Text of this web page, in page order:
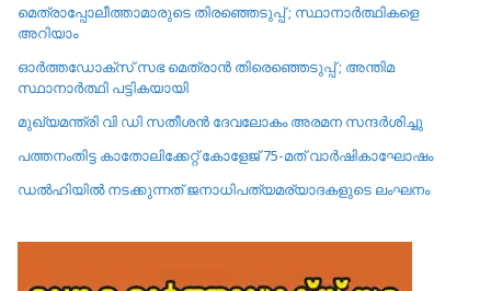
മെത്രാപ്പോലീത്താമാരുടെ തിരഞ്ഞെടുപ്പ് ; സ്ഥാനാർത്ഥികളെ
അറിയാം
ഓർത്തഡോക്സ് സഭ മെത്രാൻ തിരെഞ്ഞെടുപ്പ് ; അന്തിമ
സ്ഥാനാർത്ഥി പട്ടികയായി
മുഖ്യമന്ത്രി വി ഡി സതീശൻ ദേവലോകം അരമന സന്ദർശിച്ചു
പത്തനംതിട്ട കാതോലിക്കേറ്റ്‌ കോളേജ്‌ 75-മത് വാർഷികാഘോഷം
ഡൽഹിയിൽ നടക്കുന്നത് ജനാധിപത്യമര്യാദകളുടെ ലംഘനം